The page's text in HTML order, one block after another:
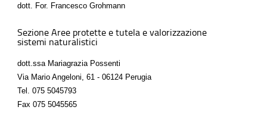
dott. For. Francesco Grohmann
Sezione Aree protette e tutela e valorizzazione
sistemi naturalistici
dott.ssa Mariagrazia Possenti
Via Mario Angeloni, 61 - 06124 Perugia
Tel. 075 5045793
Fax 075 5045565